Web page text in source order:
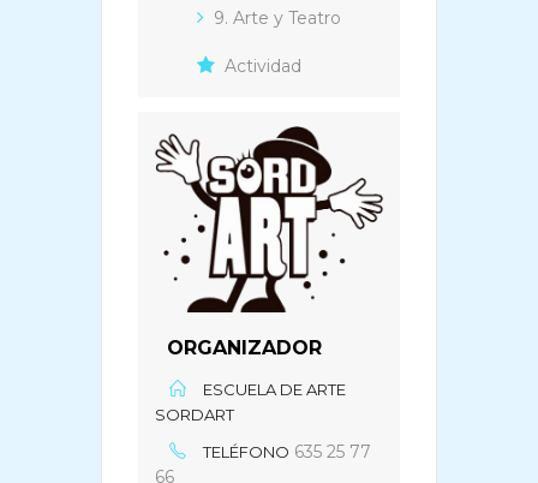
9. Arte y Teatro
Actividad
ORGANIZADOR
ESCUELA DE ARTE
SORDART
TELÉFONO 635 25 77
66